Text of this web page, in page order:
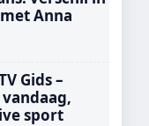
Anna
Gids –
sport